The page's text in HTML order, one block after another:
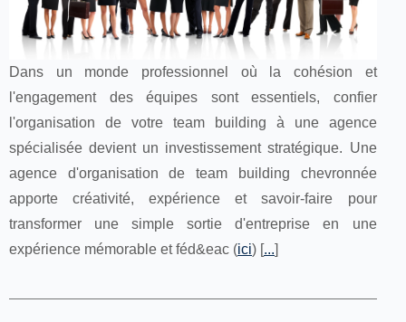
Dans un monde professionnel où la cohésion et
l'engagement des équipes sont essentiels, confier
l'organisation de votre team building à une agence
spécialisée devient un investissement stratégique. Une
agence d'organisation de team building chevronnée
apporte créativité, expérience et savoir-faire pour
transformer une simple sortie d'entreprise en une
expérience mémorable et féd&eac (ici) [ ...